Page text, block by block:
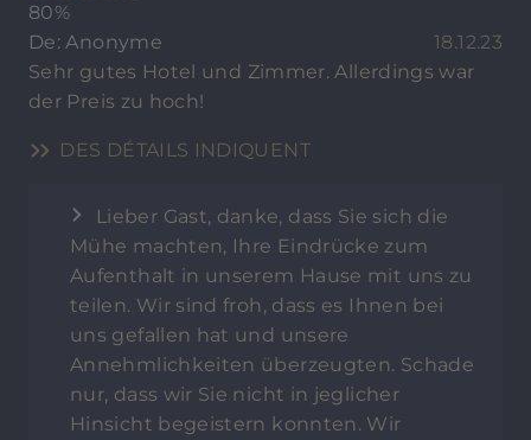
80%
De: Anonyme
18.12.23
Sehr gutes Hotel und Zimmer. Allerdings war
der Preis zu hoch!
DES DÉTAILS INDIQUENT
Lieber Gast, danke, dass Sie sich die
Mühe machten, Ihre Eindrücke zum
Aufenthalt in unserem Hause mit uns zu
teilen. Wir sind froh, dass es Ihnen bei
uns gefallen hat und unsere
Annehmlichkeiten überzeugten. Schade
nur, dass wir Sie nicht in jeglicher
Hinsicht begeistern konnten. Wir